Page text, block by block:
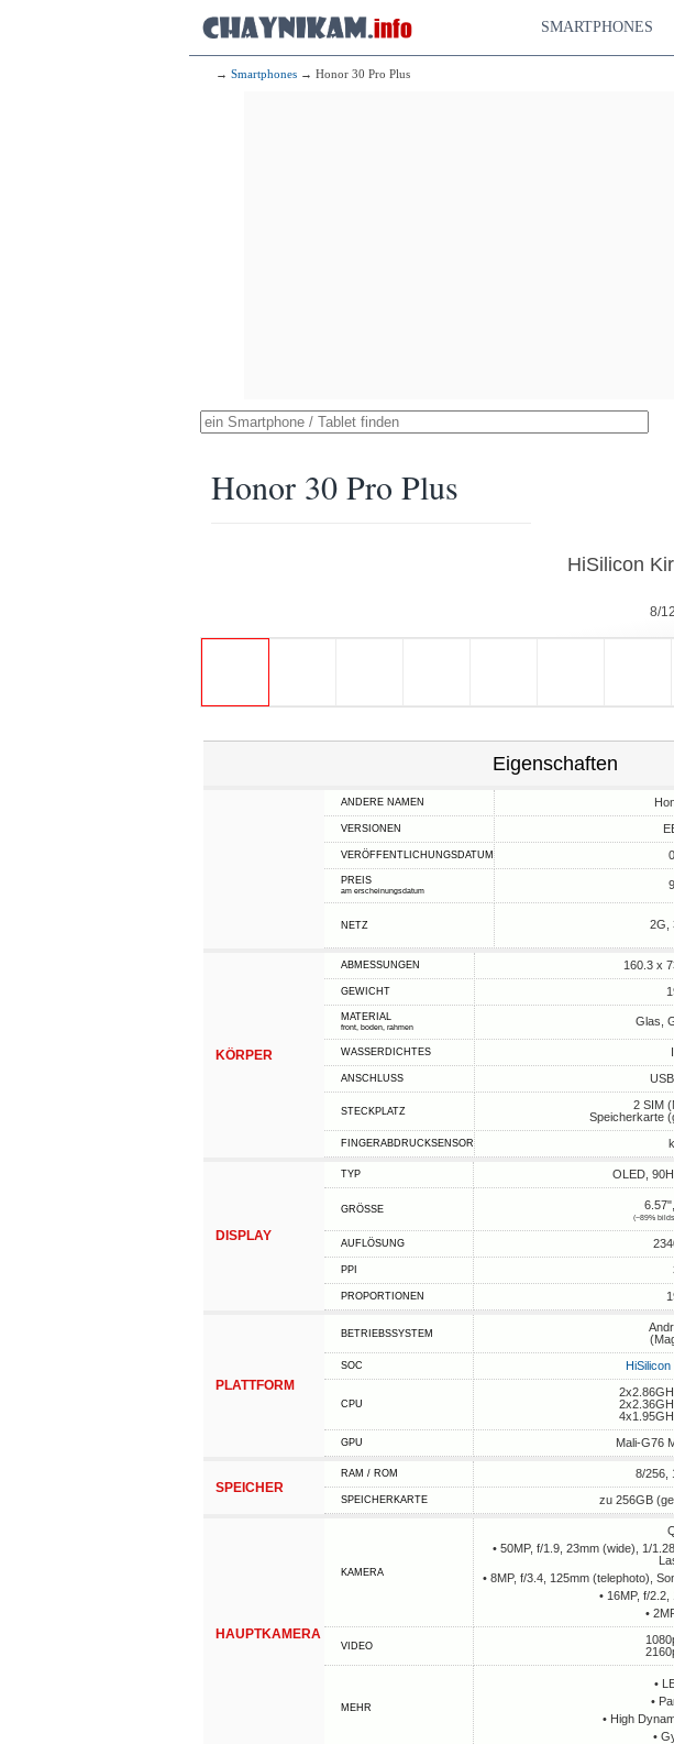
SMARTPHONES
→ Smartphones → Honor 30 Pro Plus
Honor 30 Pro Plus
190gr, Dicke
Android 10.0,
HiSilicon
8/
Eigenschaften
ANDERE NAMEN
VERSIONEN
VERÖFFENTLICHUNGSDATUM
PREIS
am erscheinungsdatum
NETZ 2G,
KÖRPER
ABMESSUNGEN 160.3 x
GEWICHT
MATERIAL
front, boden, rahmen Glas,
WASSERDICHTES
ANSCHLUSS
STECKPLATZ
2 SIM
Speicherkarte
FINGERABDRUCKSENSOR
DISPLAY
TYP OLED,
GRÖSSE
(~89%
AUFLÖSUNG
PPI
PROPORTIONEN
PLATTFORM
BETRIEBSSYSTEM
SOC HiSilicon
CPU
GPU Mali-G76
SPEICHER
RAM / ROM 8/256,
SPEICHERKARTE zu 256GB
HAUPTKAMERA
KAMERA
• 50MP, f/1.9, 23mm (wide), 1/
• 8MP, f/3.4, 125mm (telephoto),
• 16MP, f/
•
VIDEO
MEHR
•
•
• High
•